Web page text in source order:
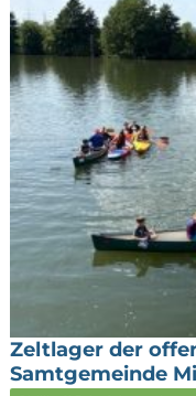
Zeltlager der
Samtgemeinde